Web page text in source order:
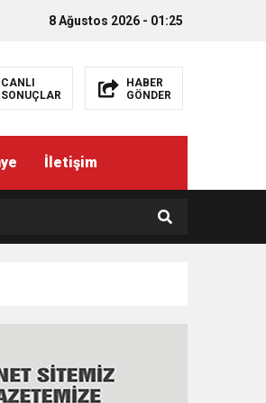
8 Ağustos 2026 - 01:25
CANLI
SONUÇLAR
HABER
GÖNDER
İletişim